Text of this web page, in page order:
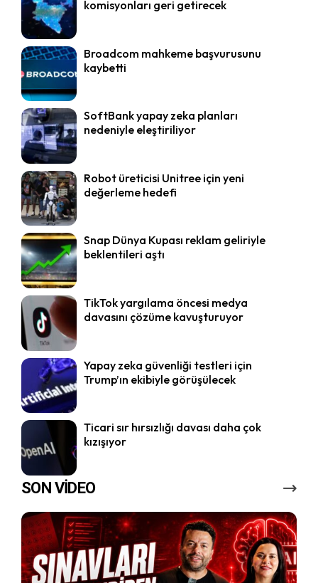
komisyonları geri getirecek
Broadcom mahkeme başvurusunu
kaybetti
SoftBank yapay zeka planları
nedeniyle eleştiriliyor
Robot üreticisi Unitree için yeni
değerleme hedefi
Snap Dünya Kupası reklam geliriyle
beklentileri aştı
TikTok yargılama öncesi medya
davasını çözüme kavuşturuyor
Yapay zeka güvenliği testleri için
Trump’ın ekibiyle görüşülecek
Ticari sır hırsızlığı davası daha çok
kızışıyor
SON VİDEO